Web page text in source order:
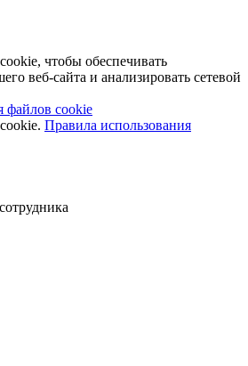
чтобы обеспечивать
веб-сайта и анализировать сетевой
файлов cookie
Правила использования